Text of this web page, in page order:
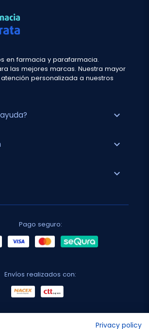
en farmacia y parafarmacia.
las mejores marcas. Nuestra mayor
personalizada a nuestros
expand_more
expand_more
expand_more
Pago seguro:
Envíos realizados con:
Privacy policy